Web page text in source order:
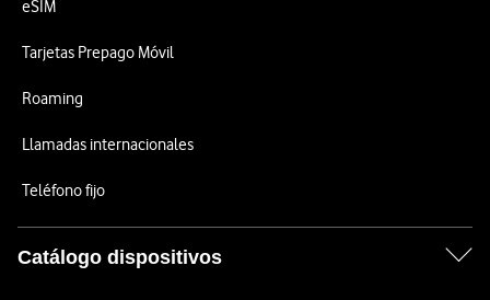
eSIM
Tarjetas Prepago Móvil
Roaming
Llamadas internacionales
Teléfono fijo
Catálogo dispositivos